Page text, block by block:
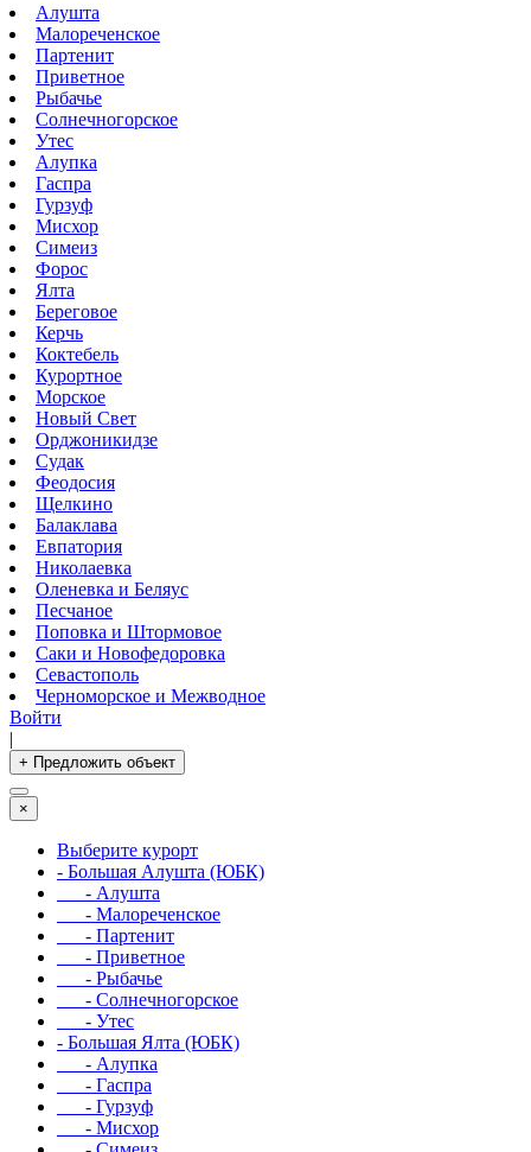
Алушта
Малореченское
Партенит
Приветное
Рыбачье
Солнечногорское
Утес
Алупка
Гаспра
Гурзуф
Мисхор
Симеиз
Форос
Ялта
Береговое
Керчь
Коктебель
Курортное
Морское
Новый Свет
Орджоникидзе
Судак
Феодосия
Щелкино
Балаклава
Евпатория
Николаевка
Оленевка и Беляус
Песчаное
Поповка и Штормовое
Саки и Новофедоровка
Севастополь
Черноморское и Межводное
Войти
|
+ Предложить объект
×
Выберите курорт
- Большая Алушта (ЮБК)
- Алушта
- Малореченское
- Партенит
- Приветное
- Рыбачье
- Солнечногорское
- Утес
- Большая Ялта (ЮБК)
- Алупка
- Гаспра
- Гурзуф
- Мисхор